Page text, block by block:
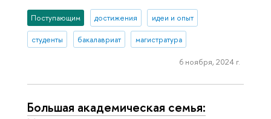
Поступающим достижения идеи и опыт
студенты бакалавриат магистратура
6 ноября, 2024 г.
Большая академическая семья: